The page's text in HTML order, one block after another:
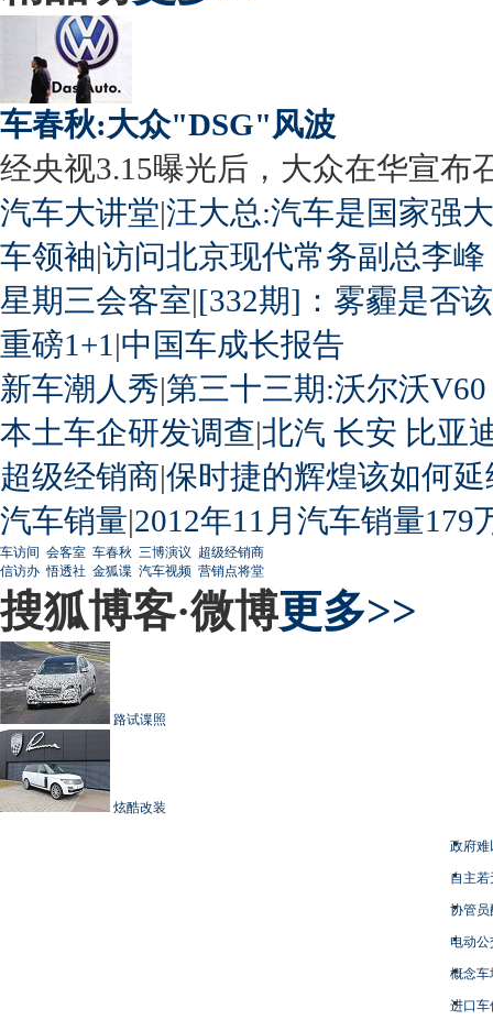
车春秋:大众"DSG"风波
经央视3.15曝光后，大众在华宣布
汽车大讲堂|汪大总:汽车是国家强
车领袖|访问北京现代常务副总李峰
星期三会客室|[332期]：雾霾是否
重磅1+1 |中国车成长报告
新车潮人秀|第三十三期:沃尔沃
本土车企研发调查|北汽 长安 比亚
超级经销商|保时捷的辉煌该如何延
汽车销量|2012年11月汽车销量179
车访间 会客室 车春秋 三博演议 超级经销商
信访办 悟透社 金狐谍 汽车视频 营销点将堂
搜狐博客·微博更多>>
路试谍照
炫酷改装
政府难
自主
协管员
电动
概念车
进口车